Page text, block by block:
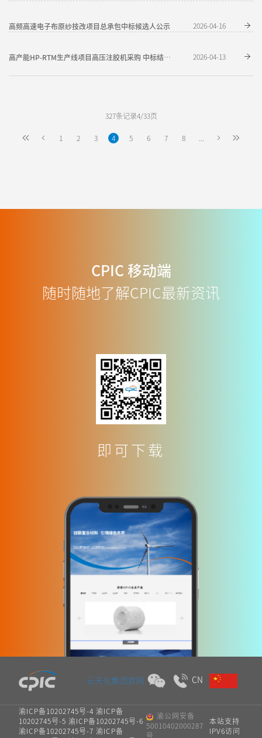
高频高速电子布原纱技改项目总承包中标候选人公示 2026-04-16
高产能HP-RTM生产线项目高压注胶机采购 中标结果公告 2026-04-13
327条记录4/33页
1 2 3 4 5 6 7 8
CPIC 移动端
随时随地了解CPIC最新资讯
即可下载
云天化集团官网 CN
渝ICP备10202745号-4 渝ICP备
10202745号-5 渝ICP备10202745号-6
渝ICP备10202745号-7 渝ICP备
渝公网安备
50010402000287
号
本站支持
IPV6访问